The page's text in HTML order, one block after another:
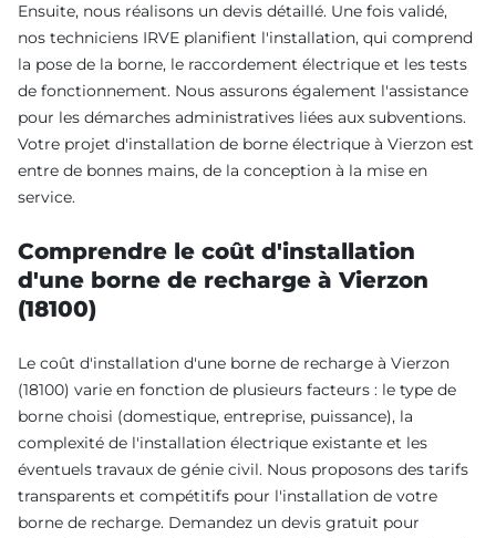
Ensuite, nous réalisons un devis détaillé. Une fois validé,
nos techniciens IRVE planifient l'installation, qui comprend
la pose de la borne, le raccordement électrique et les tests
de fonctionnement. Nous assurons également l'assistance
pour les démarches administratives liées aux subventions.
Votre projet d'installation de borne électrique à Vierzon est
entre de bonnes mains, de la conception à la mise en
service.
Comprendre le coût d'installation
d'une borne de recharge à Vierzon
(18100)
Le coût d'installation d'une borne de recharge à Vierzon
(18100) varie en fonction de plusieurs facteurs : le type de
borne choisi (domestique, entreprise, puissance), la
complexité de l'installation électrique existante et les
éventuels travaux de génie civil. Nous proposons des tarifs
transparents et compétitifs pour l'installation de votre
borne de recharge. Demandez un devis gratuit pour